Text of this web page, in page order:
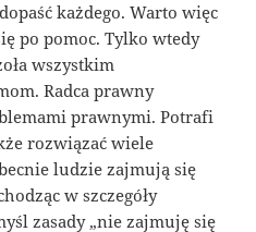
każdego. Warto więc
po pomoc. Tylko wtedy
wszystkim
Radca prawny
prawnymi. Potrafi
rozwiązać wiele
ludzie zajmują się
w szczegóły
zasady „nie zajmuję się